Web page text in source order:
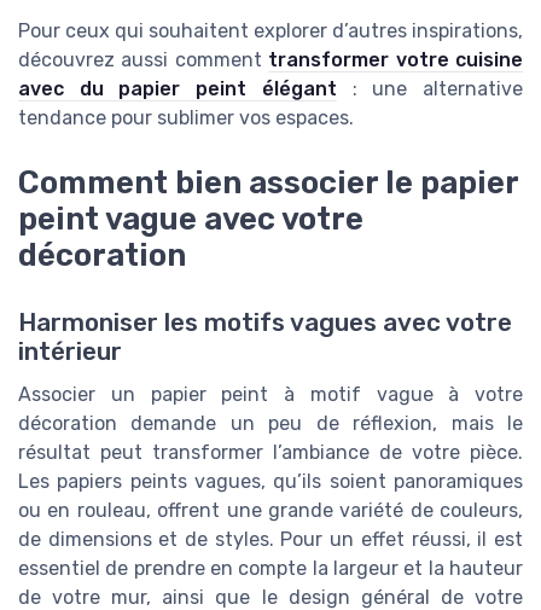
Pour ceux qui souhaitent explorer d’autres inspirations,
découvrez aussi comment transformer votre cuisine
avec du papier peint élégant : une alternative
tendance pour sublimer vos espaces.
Comment bien associer le papier
peint vague avec votre
décoration
Harmoniser les motifs vagues avec votre
intérieur
Associer un papier peint à motif vague à votre
décoration demande un peu de réflexion, mais le
résultat peut transformer l’ambiance de votre pièce.
Les papiers peints vagues, qu’ils soient panoramiques
ou en rouleau, offrent une grande variété de couleurs,
de dimensions et de styles. Pour un effet réussi, il est
essentiel de prendre en compte la largeur et la hauteur
de votre mur, ainsi que le design général de votre